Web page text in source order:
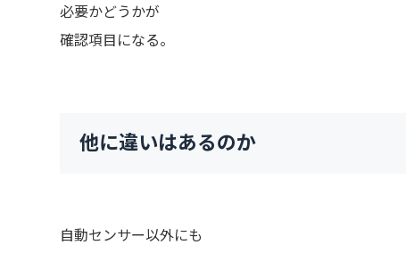
必要かどうかが
確認項目になる。
他に違いはあるのか
自動センサー以外にも